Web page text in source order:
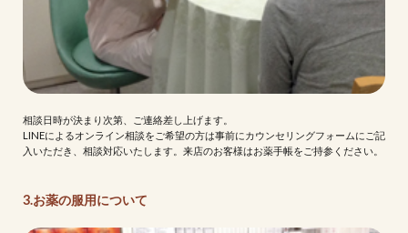
相談日時が決まり次第、ご連絡差し上げます。
LINEによるオンライン相談をご希望の方は事前にカウンセリングフォームにご記
入いただき、相談対応いたします。来店のお客様はお薬手帳をご持参ください。
3.お薬の服用について